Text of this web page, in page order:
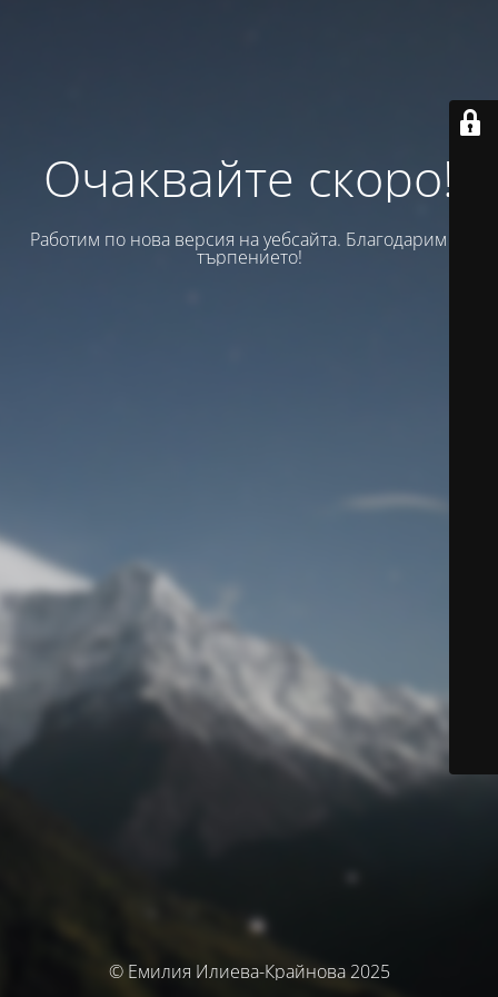
Очаквайте скоро!
Работим по нова версия на уебсайта. Благодарим за
търпението!
© Емилия Илиева-Крайнова 2025